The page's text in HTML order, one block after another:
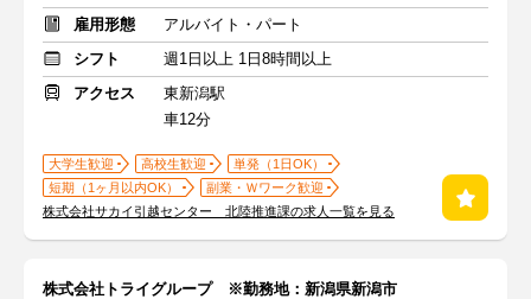
雇用形態
アルバイト・パート
シフト
週1日以上 1日8時間以上
アクセス
東新潟駅
車12分
大学生歓迎 高校生歓迎
単発（1日OK）
短期（1ヶ月以内OK）
副業・Ｗワーク歓迎
株式会社サカイ引越センター 北陸推進課の求人一覧を見る
株式会社トライグループ ※勤務地：新潟県新潟市